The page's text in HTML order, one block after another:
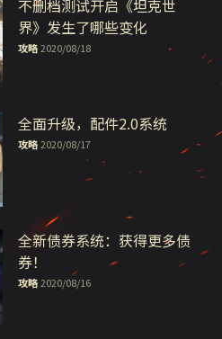
不删档测试开启《坦克世
界》发生了哪些变化
攻略 2020/08/18
全面升级，配件2.0系统
攻略 2020/08/17
全新债券系统：获得更多债
券！
攻略 2020/08/16